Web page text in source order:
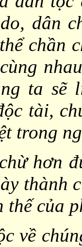
dân
chần
ta sẽ
tài,
trong
hơn
thành
của
về